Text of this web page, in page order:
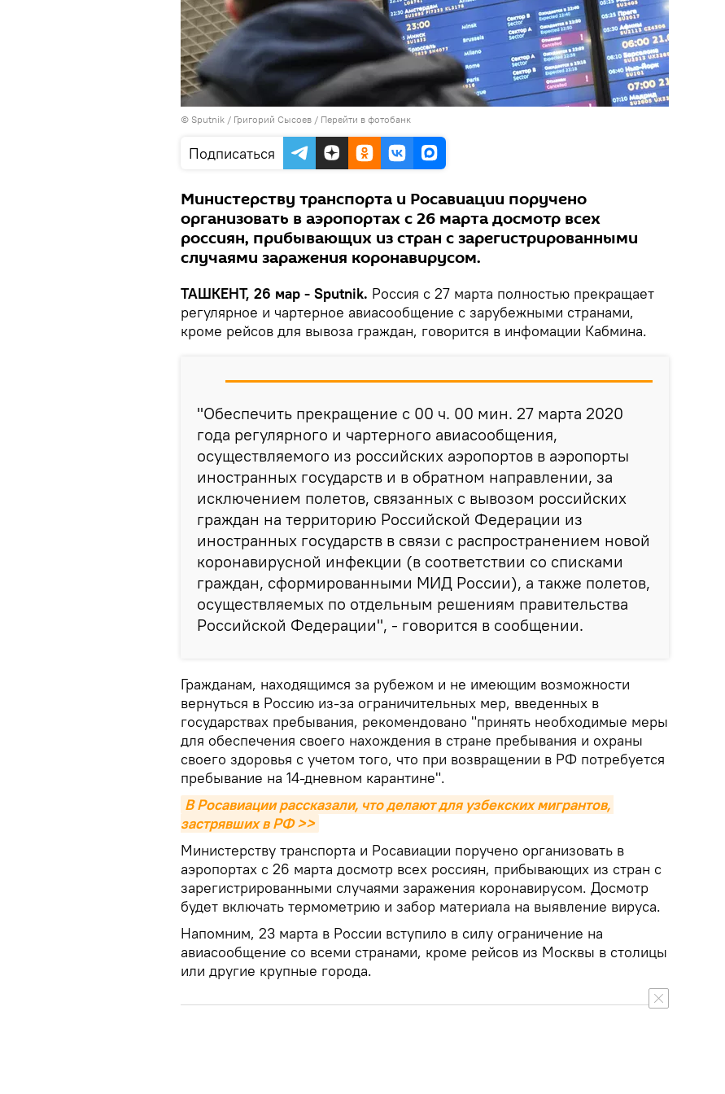
© Sputnik / Григорий Сысоев / Перейти в фотобанк
Подписаться
Министерству транспорта и Росавиации поручено
организовать в аэропортах с 26 марта досмотр всех
россиян, прибывающих из стран с зарегистрированными
случаями заражения коронавирусом.
ТАШКЕНТ, 26 мар - Sputnik. Россия с 27 марта полностью прекращает
регулярное и чартерное авиасообщение с зарубежными странами,
кроме рейсов для вывоза граждан, говорится в инфомации Кабмина.
"Обеспечить прекращение с 00 ч. 00 мин. 27 марта 2020
года регулярного и чартерного авиасообщения,
осуществляемого из российских аэропортов в аэропорты
иностранных государств и в обратном направлении, за
исключением полетов, связанных с вывозом российских
граждан на территорию Российской Федерации из
иностранных государств в связи с распространением новой
коронавирусной инфекции (в соответствии со списками
граждан, сформированными МИД России), а также полетов,
осуществляемых по отдельным решениям правительства
Российской Федерации", - говорится в сообщении.
Гражданам, находящимся за рубежом и не имеющим возможности
вернуться в Россию из-за ограничительных мер, введенных в
государствах пребывания, рекомендовано "принять необходимые меры
для обеспечения своего нахождения в стране пребывания и охраны
своего здоровья с учетом того, что при возвращении в РФ потребуется
пребывание на 14-дневном карантине".
В Росавиации рассказали, что делают для узбекских мигрантов,
застрявших в РФ >>
Министерству транспорта и Росавиации поручено организовать в
аэропортах с 26 марта досмотр всех россиян, прибывающих из стран с
зарегистрированными случаями заражения коронавирусом. Досмотр
будет включать термометрию и забор материала на выявление вируса.
Напомним, 23 марта в России вступило в силу ограничение на
авиасообщение со всеми странами, кроме рейсов из Москвы в столицы
или другие крупные города.